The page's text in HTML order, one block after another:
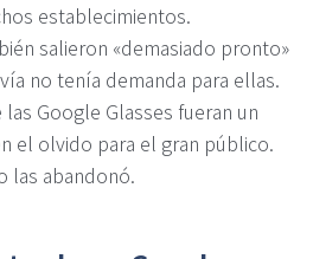
establecimientos.
salieron «demasiado pronto»
no tenía demanda para ellas.
Google Glasses fueran un
el olvido para el gran público.
las abandonó.